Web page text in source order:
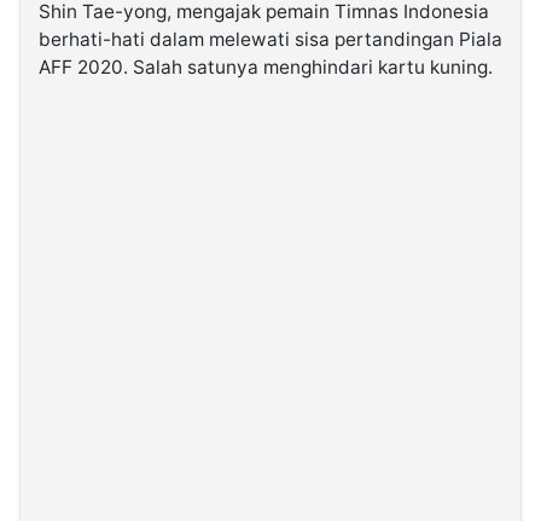
Kabarbaru.co
Shin Tae-yong, mengajak pemain Timnas Indonesia
berhati-hati dalam melewati sisa pertandingan Piala
AFF 2020. Salah satunya menghindari kartu kuning.